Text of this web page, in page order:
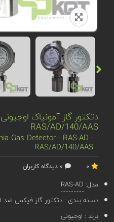
RAS/AD/140/AAS
Gas Detector - RAS-AD -
RAS/AD/140/AAS
مدل: RAS-AD
دسته بندی :دتکتور گاز فیکس ضد
برند : اوجیونی